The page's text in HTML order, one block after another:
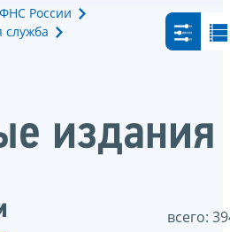
России
служба
издания
всего: